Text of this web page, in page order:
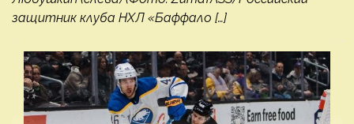
защитник клуба НХЛ «Баффало […]